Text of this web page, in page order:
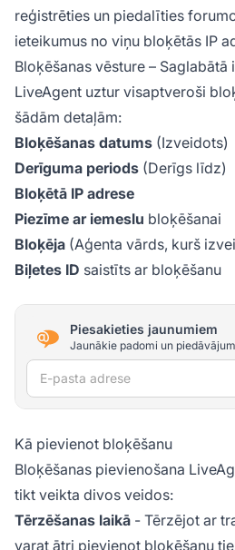
reģistrēties un piedalīties
ieteikumus no viņu bloķētās IP
Bloķēšanas vēsture – Saglabātā
LiveAgent uztur visaptveroši
šādām detaļām:
Bloķēšanas datums (Izveidots)
Derīguma periods (Derīgs līdz)
Bloķētā IP adrese
Piezīme ar iemeslu bloķēšanai
Bloķēja (Aģenta vārds, kurš
Biļetes ID saistīts ar bloķēšanu
Piesakieties jaunumiem
Jaunākie padomi un
E-pasta adrese
Kā pievienot bloķēšanu
Bloķēšanas pievienošana
tikt veikta divos veidos:
Tērzēšanas laikā - Tērzējot ar
varat ātri pievienot bloķēšanu